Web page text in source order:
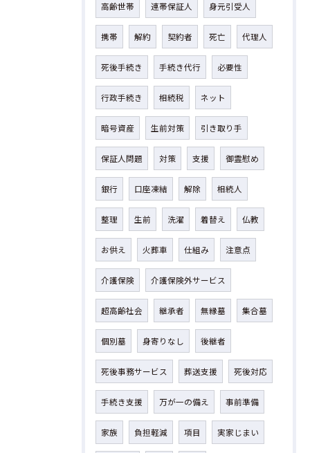
高齢世帯 連帯保証人 身元引受人
携帯 解約 契約者 死亡 代理人
死後手続き 手続き代行 必要性
行政手続き 相続税 ネット
暗号資産 生前対策 引き取り手
保証人問題 対策 支援 御霊慰め
銀行 口座凍結 解除 相続人
整理 生前 洗濯 着替え 仏教
お供え 火葬車 仕組み 注意点
介護保険 介護保険外サービス
超高齢社会 継承者 無縁墓 集合墓
個別墓 身寄りなし 後継者
死後事務サービス 葬送支援 死後対応
手続き支援 万が一の備え 事前準備
家族 負担軽減 項目 実家じまい